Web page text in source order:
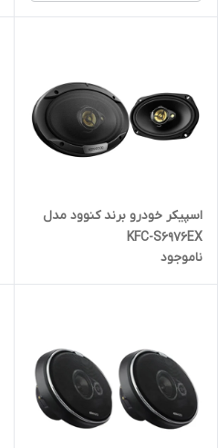
اسپیکر خودرو برند کنوود مدل
KFC-S6976EX
ناموجود